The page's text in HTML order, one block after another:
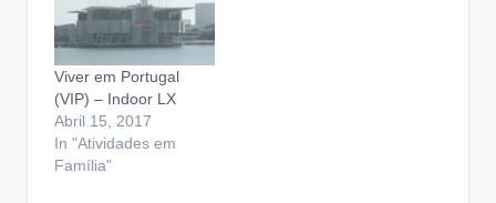
Viver em Portugal
(VIP) – Indoor LX
Abril 15, 2017
In "Atividades em
Família"